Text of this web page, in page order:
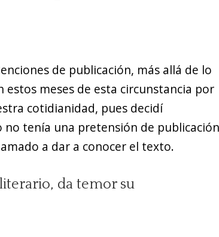
de publicación, más allá de lo
estos meses de esta circunstancia por
cotidianidad, pues decidí
tenía una pretensión de
a dar a conocer el texto.
da temor su